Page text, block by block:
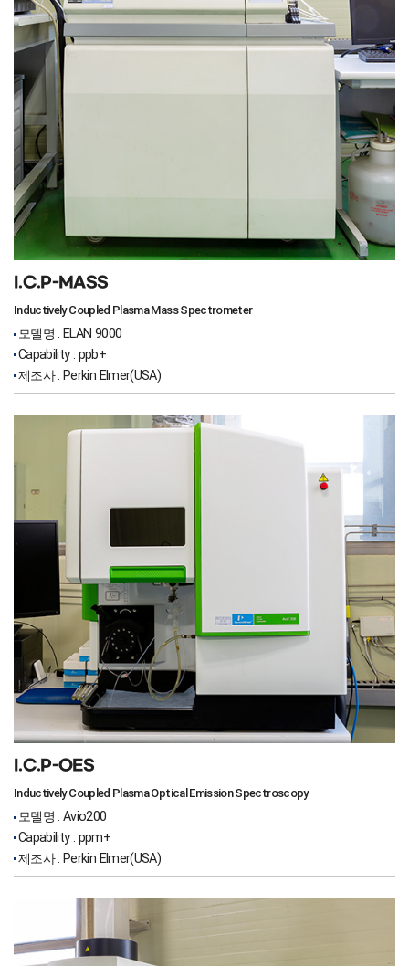
I.C.P-MASS
Inductively Coupled Plasma Mass Spectrometer
모델명 : ELAN 9000
Capability : ppb+
제조사 : Perkin Elmer(USA)
I.C.P-OES
Inductively Coupled Plasma Optical Emission Spectroscopy
모델명 : Avio200
Capability : ppm+
제조사 : Perkin Elmer(USA)